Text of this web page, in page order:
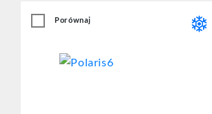
Porównaj